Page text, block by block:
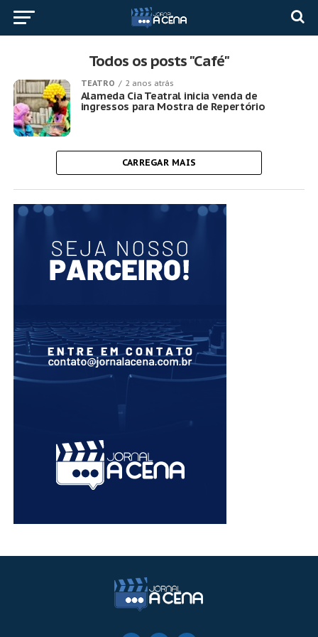
Todos os posts "Café"
TEATRO 2 anos atrás
Alameda Cia Teatral inicia venda de
ingressos para Mostra de Repertório
CARREGAR MAIS